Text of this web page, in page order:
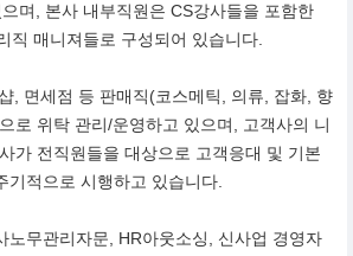
며, 본사 내부직원은 CS강사들을 포함한
직 매니져들로 구성되어 있습니다.
, 면세점 등 판매직(코스메틱, 의류, 잡화, 향
로 위탁 관리/운영하고 있으며, 고객사의 니
가 전직원들을 대상으로 고객응대 및 기본
기적으로 시행하고 있습니다.
노무관리자문, HR아웃소싱, 신사업 경영자